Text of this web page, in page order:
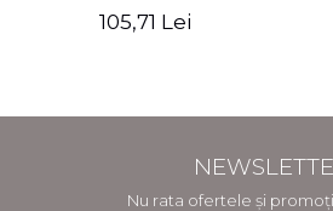
105,71 Lei
Nu rata ofertele și